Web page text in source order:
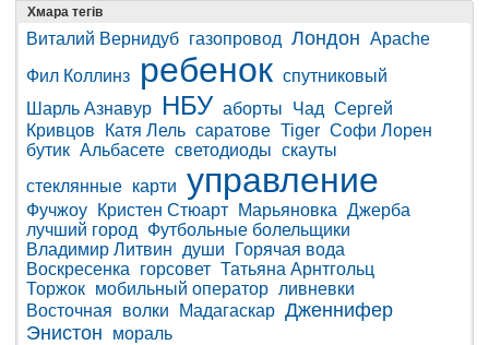
Хмара тегів
Виталий Вернидуб газопровод Лондон Apache
Фил Коллинз
ребенок спутниковый
Шарль Азнавур
НБУ аборты Чад Сергей
Кривцов
Катя Лель саратове Tiger Софи Лорен
бутик Альбасете светодиоды скауты
стеклянные карти управление
Фучжоу Кристен Стюарт Марьяновка Джерба
лучший город
Футбольные болельщики
Владимир Литвин
души
Горячая вода
Воскресенка
горсовет Татьяна Арнтгольц
Торжок мобильный оператор ливневки
Восточная
волки Мадагаскар Дженнифер
Энистон
мораль